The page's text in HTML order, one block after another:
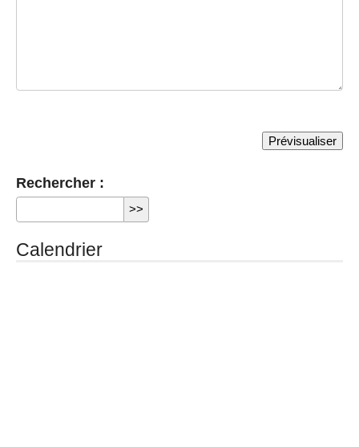
Rechercher :
Calendrier